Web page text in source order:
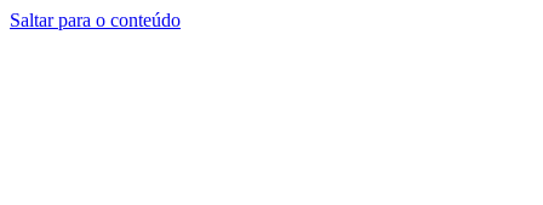
Saltar para o conteúdo